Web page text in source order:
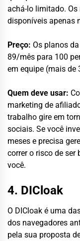
achá-lo limitado. Os
disponíveis apenas
Preço: Os planos
89/mês para 100
em equipe (mais de
Quem deve usar:
marketing de
trabalho gire em
sociais. Se você
meses e precisa
correr o risco de
você.
4. DICloak
O DICloak é uma
dos navegadores
pela sua proposta